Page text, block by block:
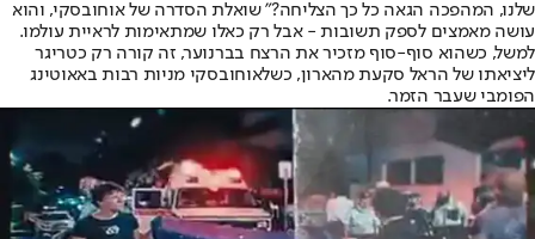
שלנו, המהפכה הגאה כל כך הצליחה?" שואלת הסדרה של אוחובסקי, והוא
עושה מאמצים לספק תשובות - אבל רק כאלו שמתאימות לראיית עולמו.
למשל, כשהוא סוף-סוף מזכיר את הרצח בברנוער, זה קורה רק כטריגר
ליציאתו של הראל סקעת מהארון, כשלאוחובסקי מניות רבות באאוטינג
הפומבי שעבר הזמר.